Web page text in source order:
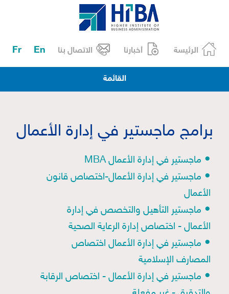
الرئيسة أخبارنا الاتصال بنا En
Fr
القائمة
برامج ماجستير في إدارة الأعمال
• ماجستير في إدارة الأعمال MBA
• ماجستير في إدارة الأعمال-اختصاص قانون
الأعمال
• ماجستير التأهيل والتخصص في إدارة
الأعمال - اختصاص إدارة الرعاية الصحية
• ماجستير في إدارة الأعمال اختصاص
المصارف الإسلامية
• ماجستير في إدارة الأعمال - اختصاص الرقابة